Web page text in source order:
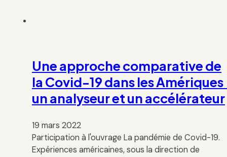
Une approche comparative de
la Covid-19 dans les Amériques
un analyseur et un accélérateur
19 mars 2022
Participation à l'ouvrage La pandémie de Covid-19.
Expériences américaines, sous la direction de